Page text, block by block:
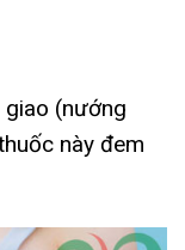
giao (nướng
này đem